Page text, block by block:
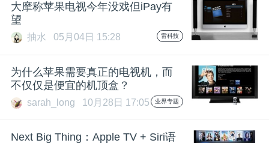
大摩称苹果电视今年没戏但iPay有
望
抽水 05月04日 15:28 雷科技
为什么苹果需要真正的电视机，而
不仅仅是便宜的机顶盒？
sarah_long 10月28日 17:05 业界专题
Next Big Thing：Apple TV + Siri语